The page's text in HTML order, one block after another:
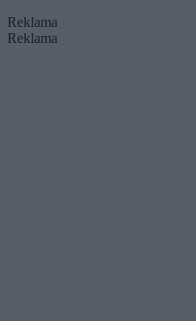
Reklama
Reklama